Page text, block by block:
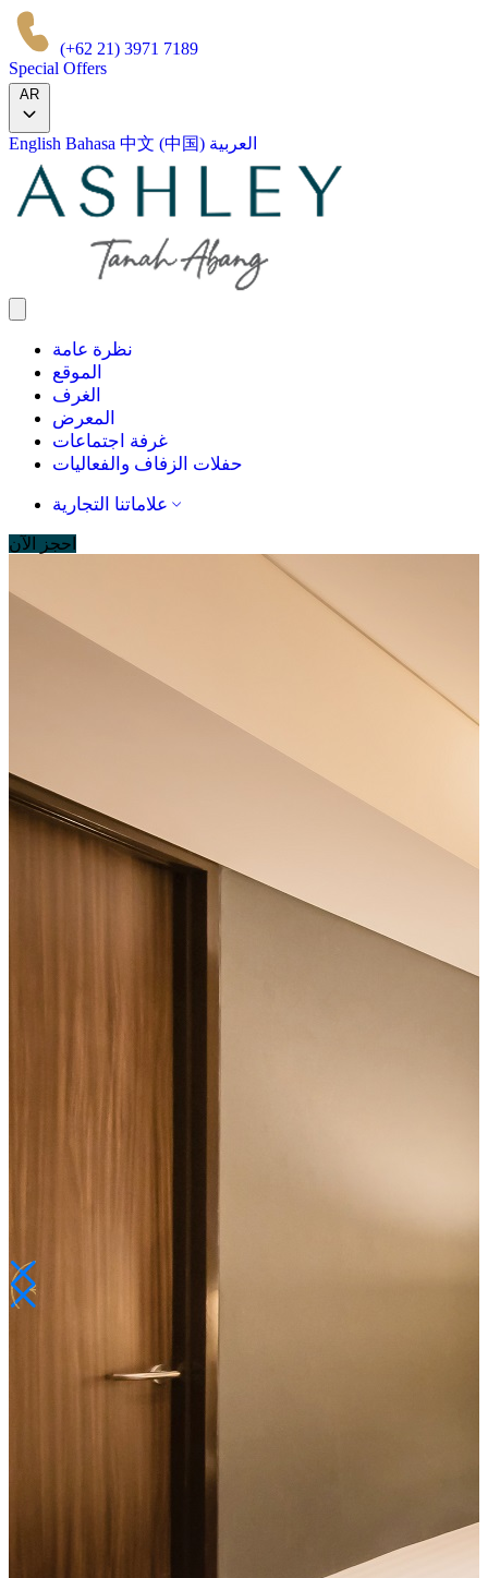
(+62 21) 3971 7189
Special Offers
AR
English Bahasa 中文 (中国) العربية
نظرة عامة
الموقع
الغرف
المعرض
غرفة اجتماعات
حفلات الزفاف والفعاليات
علاماتنا التجارية
احجز الآن